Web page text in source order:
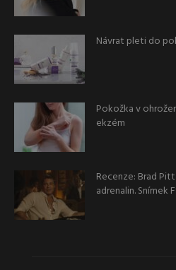
Návrat pleti do
Pokožka v
ekzém
Recenze: Brad
adrenalin. Snímek